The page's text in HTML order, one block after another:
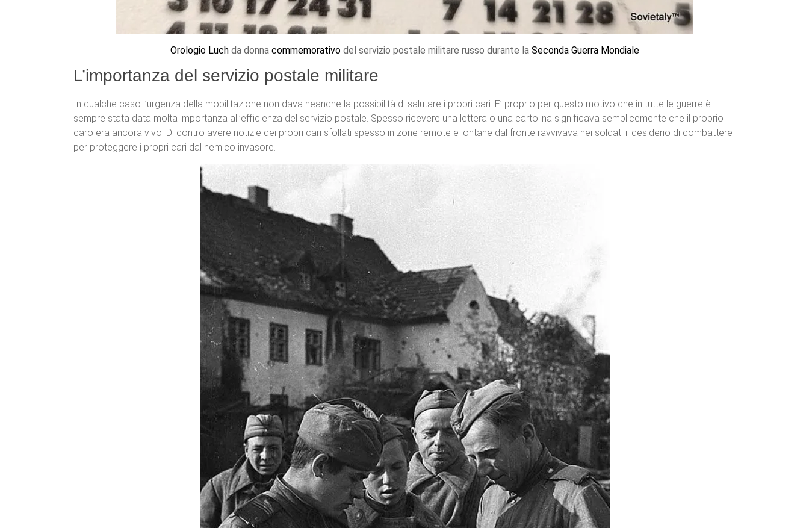
Orologio Luchda donna commemorativodel servizio postale militare russo durante la Seconda Guerra Mondiale
L’importanza del servizio postale militare
In qualche caso l’urgenza della mobilitazione non dava neanche la possibilità di salutare i propri cari. E’ proprio per questo motivo che in tutte le guerre è
sempre stata data molta importanza all’efficienza del servizio postale. Spesso ricevere una lettera o una cartolina significava semplicemente che il proprio
caro era ancora vivo. Di contro avere notizie dei propri cari sfollati spesso in zone remote e lontane dal fronte ravvivava nei soldati il desiderio di combattere
per proteggere i propri cari dal nemico invasore.